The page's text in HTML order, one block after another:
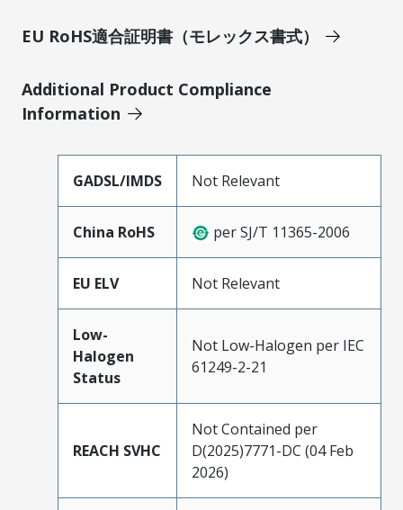
EU RoHS適合証明書（モレックス書式）
Additional Product Compliance
Information
GADSL/IMDS Not Relevant
China RoHS per SJ/T 11365-2006
EU ELV Not Relevant
Low-
Halogen
Status
Not Low-Halogen per IEC
61249-2-21
REACH SVHC
Not Contained per
D(2025)7771-DC (04 Feb
2026)